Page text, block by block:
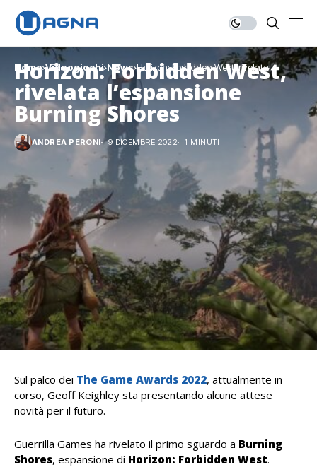
Home Videogiochi News Horizon: Forbidden West, rivelata
l’espansione Burning Shores
Horizon: Forbidden West,
rivelata l’espansione
Burning Shores
ANDREA PERONI 9 DICEMBRE 2022 1 MINUTI
Sul palco dei The Game Awards 2022, attualmente in
corso, Geoff Keighley sta presentando alcune attese
novità per il futuro.
Guerrilla Games ha rivelato il primo sguardo a Burning
Shores, espansione di Horizon: Forbidden West.